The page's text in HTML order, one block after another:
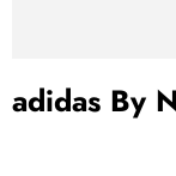
adidas By